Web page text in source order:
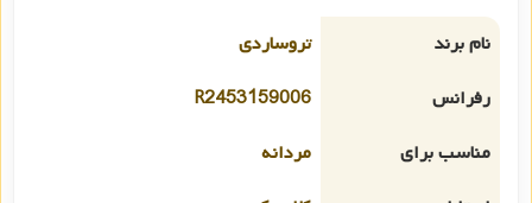
نام برند
تروساردی
رفرانس
R2453159006
مناسب برای
مردانه